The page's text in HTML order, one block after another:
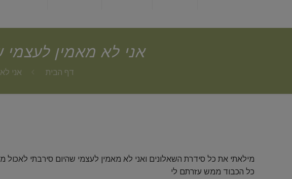
אני לא מאמין
דף הבית אני
מילאתי את כל סידרת השאלונים ואני לא מאמין לעצמי שהיום סירבתי
כל הכבוד ממש עזרתם לי